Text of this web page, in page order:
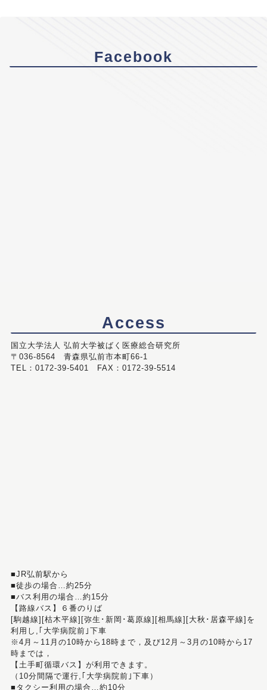
Facebook
Access
国立大学法人 弘前大学被ばく医療総合研究所
〒036-8564 青森県弘前市本町66-1
TEL：0172-39-5401 FAX：0172-39-5514
■JR弘前駅から
■徒歩の場合…約25分
■バス利用の場合…約15分
【路線バス】６番のりば
[駒越線][枯木平線][弥生･新岡･葛原線][相馬線][大秋･居森平線]を
利用し,｢大学病院前｣下車
※4月～11月の10時から18時まで，及び12月～3月の10時から17
時までは，
【土手町循環バス】が利用できます。
（10分間隔で運行,｢大学病院前｣下車）
■タクシー利用の場合…約10分